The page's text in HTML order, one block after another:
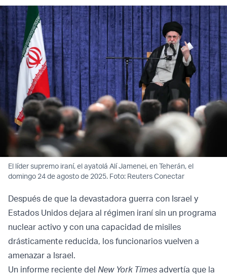
El líder supremo iraní, el ayatolá Alí Jamenei, en Teherán, el
domingo 24 de agosto de 2025. Foto: Reuters Conectar
Después de que la devastadora guerra con Israel y
Estados Unidos dejara al régimen iraní sin un programa
nuclear activo y con una capacidad de misiles
drásticamente reducida, los funcionarios vuelven a
amenazar a Israel.
Un informe reciente del New York Times advertía que la